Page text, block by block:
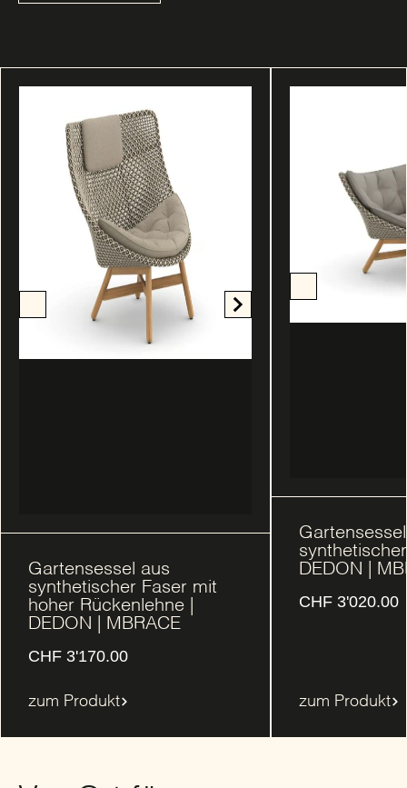
Gartensessel aus
synthetischer Faser mit
hoher Rückenlehne |
DEDON | MBRACE
CHF 3'170.00
zum Produkt
DEDON |
CHF 3'020.00
zum Produkt